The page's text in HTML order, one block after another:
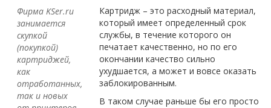
Фирма KSer.ru
занимается
скупкой
(покупкой)
картриджей,
как
отработанных,
так и новых
Картридж – это расходный материал,
который имеет определенный срок
службы, в течение которого он
печатает качественно, но по его
окончании качество сильно
ухудшается, а может и вовсе оказать
заблокированным.
В таком случае раньше бы его просто